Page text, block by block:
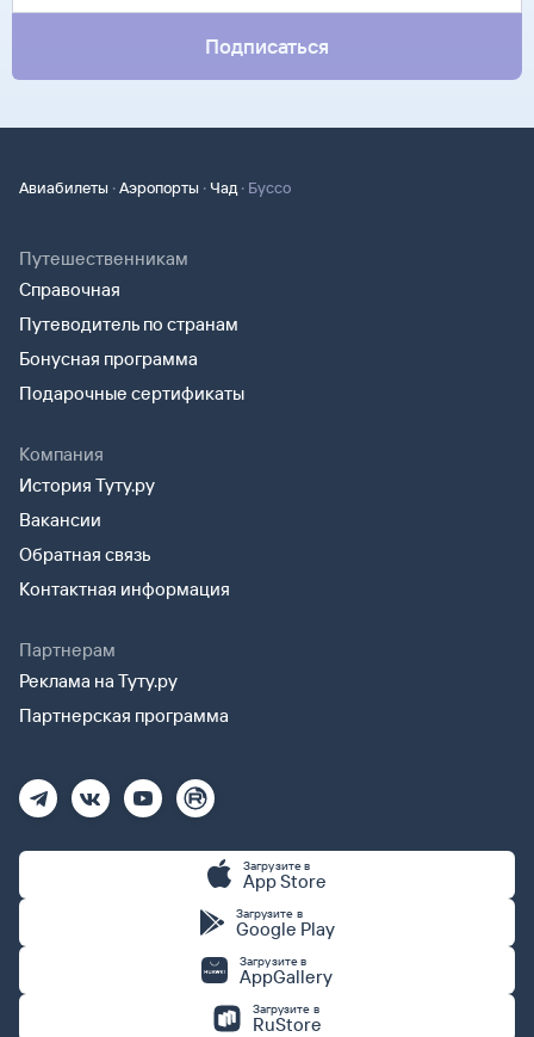
Подписаться
Авиабилеты ·Аэропорты · Чад· Буссо
Путешественникам
Справочная
Путеводитель по странам
Бонусная программа
Подарочные сертификаты
Компания
История Туту.ру
Вакансии
Обратная связь
Контактная информация
Партнерам
Реклама на Туту.ру
Партнерская программа
Загрузите в
App Store
Загрузите в
Google Play
Загрузите в
AppGallery
Загрузите в
RuStore